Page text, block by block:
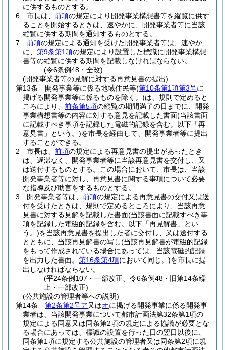
に供するものとする。
6
市長は、 前項の規定により開発事業構想書等を縦覧に供す
ることを開始するときは、速やかに、開発事業者等に当該
縦覧に供する期間を通知するものとする。
7
前項の規定による通知を受けた開発事業者等は、速やか
に、 第9条第1項の規定により設置した標識に開発事業構想
書等の縦覧に供する期間を記載しなければならない。
(令6条例48・全改)
(開発事業者等の見解に対する再意見書の提出)
第13条
開発事業等に係る地域住民等(第10条第1項第3号に
掲げる開発事業等に係るものを除く。)は、規則で定めると
ころにより、 前条第5項の縦覧の期間満了の日までに、開発
事業構想書等の内容に対する意見を記載した書面(当該書面
に記載すべき事項を記録した電磁的記録を含む。以下「再
意見書」という。)を市長を経由して、開発事業者等に提出
することができる。
2
市長は、 前項の規定による再意見書の提出があったとき
は、遅滞なく、開発事業者等に当該再意見書を交付し、又
は送付するものとする。
この場合において、市長は、当該
開発事業者等に対し、再意見書に関する事項について必要
な指導及び助言をするものとする。
3
開発事業者等は、 前項の規定による再意見書の交付又は送
付を受けたときは、規則で定めるところにより、当該再意
見書に対する見解を記載した書面(当該書面に記載すべき事
項を記録した電磁的記録を含む。以下「再見解書」とい
う。)を当該再意見書を提出した者に交付し、又は送付する
とともに、当該再見解書の写し(当該再見解書が電磁的記録
をもって作成されている場合にあっては、当該電磁的記録
を出力した書面。 第16条第4項において同じ。)を市長に提
出しなければならない。
(平24条例107・一部改正、令6条例48・旧第14条繰
上・一部改正)
(公共施設の管理者等への説明)
第14条
第2条第2号ア又はオに掲げる開発事業に係る開発事
業者は、当該開発事業について都市計画法第32条第1項の
規定による同意又は同条第2項の規定による協議が必要とな
る場合にあっては、標識の設置を行った日の翌日以後に、
同条第1項に規定する公共施設の管理者又は同条第2項に規